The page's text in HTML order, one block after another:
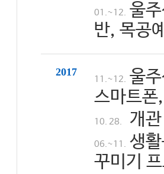
01.~12. 울
반, 목공
2017
11.~12. 울
스마트
10. 28. 개
06.~11. 생
꾸미기